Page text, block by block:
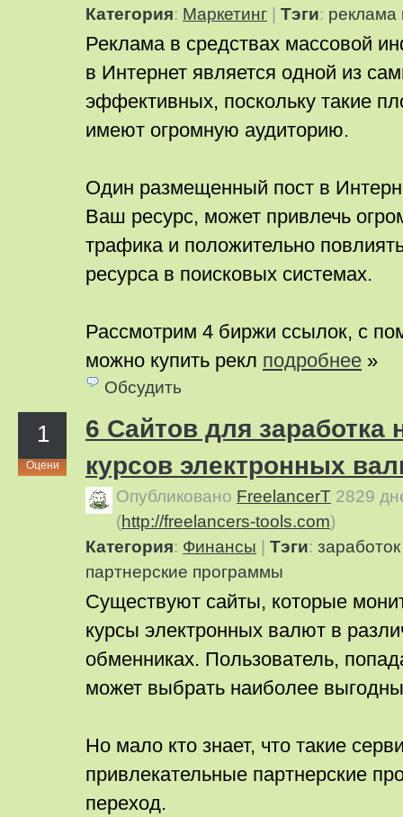
Категория: Маркетинг Тэги: реклама
Реклама в средствах массовой
в Интернет является одной из
эффективных, поскольку такие
имеют огромную аудиторию.
Один размещенный пост в
Ваш ресурс, может привлечь
трафика и положительно
ресурса в поисковых системах.
Рассмотрим 4 биржи ссылок, с
можно купить рекл подробнее »
Обсудить
1
Оцени
6 Сайтов для заработка
курсов электронных
Опубликовано FreelancerT 2829
(http://freelancers-tools.com)
Категория: Финансы Тэги: заработок
партнерские программы
Существуют сайты, которые
курсы электронных валют в
обменниках. Пользователь,
может выбрать наиболее
Но мало кто знает, что такие
привлекательные партнерские
переход.